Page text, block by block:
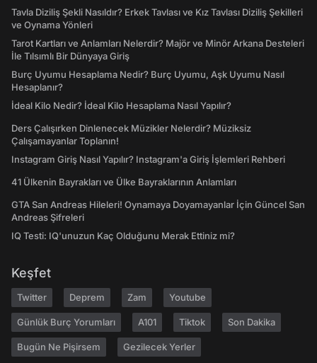
Tavla Diziliş Şekli Nasıldır? Erkek Tavlası ve Kız Tavlası Diziliş Şekilleri
ve Oynama Yönleri
Tarot Kartları ve Anlamları Nelerdir? Majör ve Minör Arkana Desteleri
İle Tılsımlı Bir Dünyaya Giriş
Burç Uyumu Hesaplama Nedir? Burç Uyumu, Aşk Uyumu Nasıl
Hesaplanır?
İdeal Kilo Nedir? İdeal Kilo Hesaplama Nasıl Yapılır?
Ders Çalışırken Dinlenecek Müzikler Nelerdir? Müziksiz
Çalışamayanlar Toplanın!
Instagram Giriş Nasıl Yapılır? Instagram'a Giriş İşlemleri Rehberi
41 Ülkenin Bayrakları ve Ülke Bayraklarının Anlamları
GTA San Andreas Hileleri! Oynamaya Doyamayanlar İçin Güncel San
Andreas Şifreleri
IQ Testi: IQ'unuzun Kaç Olduğunu Merak Ettiniz mi?
Keşfet
Twitter Deprem Zam Youtube
Günlük Burç Yorumları A101 Tiktok Son Dakika
Bugün Ne Pişirsem Gezilecek Yerler